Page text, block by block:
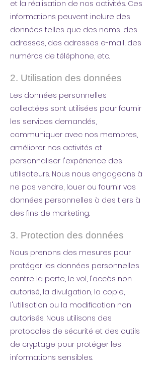
et la réalisation de nos activités. Ces
informations peuvent inclure des
données telles que des noms, des
adresses, des adresses e-mail, des
numéros de téléphone, etc.
2. Utilisation des données
Les données personnelles
collectées sont utilisées pour fournir
les services demandés,
communiquer avec nos membres,
améliorer nos activités et
personnaliser l'expérience des
utilisateurs. Nous nous engageons à
ne pas vendre, louer ou fournir vos
données personnelles à des tiers à
des fins de marketing.
3. Protection des données
Nous prenons des mesures pour
protéger les données personnelles
contre la perte, le vol, l'accès non
autorisé, la divulgation, la copie,
l'utilisation ou la modification non
autorisés. Nous utilisons des
protocoles de sécurité et des outils
de cryptage pour protéger les
informations sensibles.